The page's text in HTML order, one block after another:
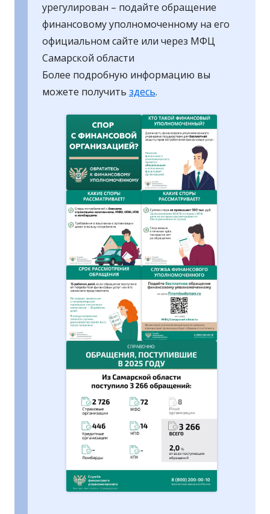
урегулирован – подайте обращение
финансовому уполномоченному на его
официальном сайте или через МФЦ
Самарской области
Более подробную информацию вы
можете получить здесь.